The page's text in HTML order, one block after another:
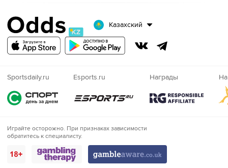
Казахский
Sportsdaily.ru Esports.ru Награды
Играйте
осторожно!
Играйте осторожно. При признаках зависимости
обратитесь к специалисту.